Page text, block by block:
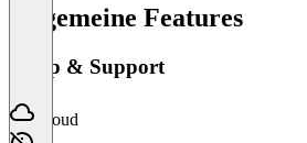
Allgemeine Features
Setup & Support
Cloud